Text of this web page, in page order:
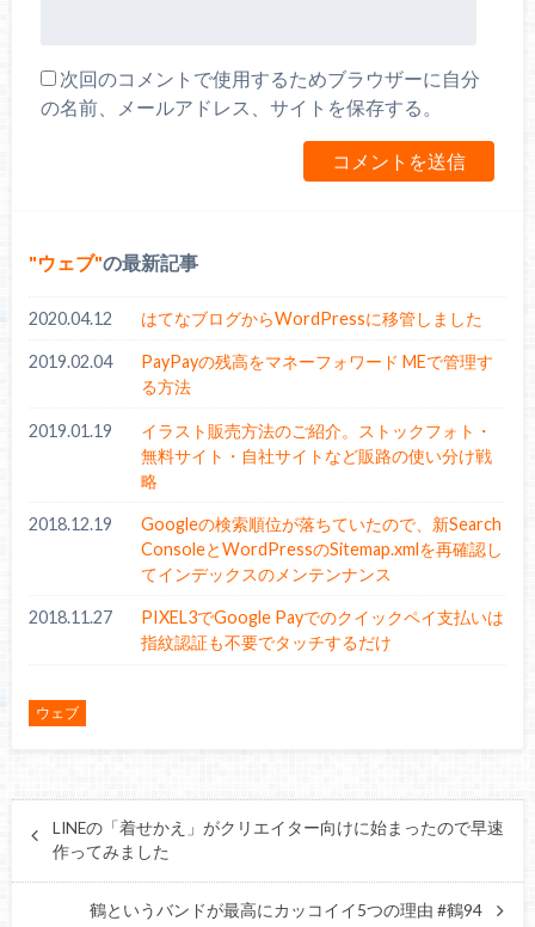
次回のコメントで使用するためブラウザーに自分
の名前、メールアドレス、サイトを保存する。
ウェブ の最新記事
2020.04.12 はてなブログからWordPressに移管しました
2019.02.04
PayPayの残高をマネーフォワード MEで管理す
る方法
2019.01.19
イラスト販売方法のご紹介。ストックフォト・
無料サイト・自社サイトなど販路の使い分け戦
略
2018.12.19
Googleの検索順位が落ちていたので、新Search
ConsoleとWordPressのSitemap.xmlを再確認し
てインデックスのメンテンナンス
2018.11.27
PIXEL3でGoogle Payでのクイックペイ支払いは
指紋認証も不要でタッチするだけ
ウェブ
LINEの「着せかえ」がクリエイター向けに始まったので早速
作ってみました
鶴というバンドが最高にカッコイイ5つの理由 #鶴94